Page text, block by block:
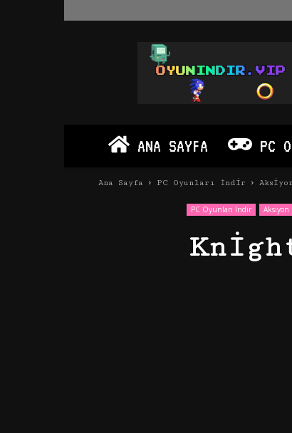
Oyun
İndir
PC
Android
ANA SAYFA PC
Ana Sayfa PC Oyunları İndir
PC Oyunları İndir Aksiyon